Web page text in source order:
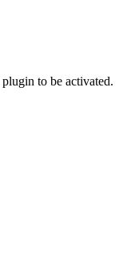
plugin to be activated.